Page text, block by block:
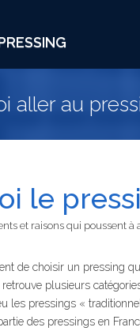
aller au
le
et raisons qui poussent à
de choisir un pressing
retrouve plusieurs
les pressings «
des pressings en